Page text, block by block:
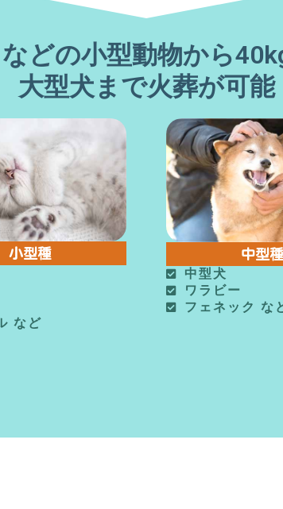
どの小型動物から
大型犬まで火葬が可能
小型種
など
中型種
中型犬
ワラビー
フェネック な